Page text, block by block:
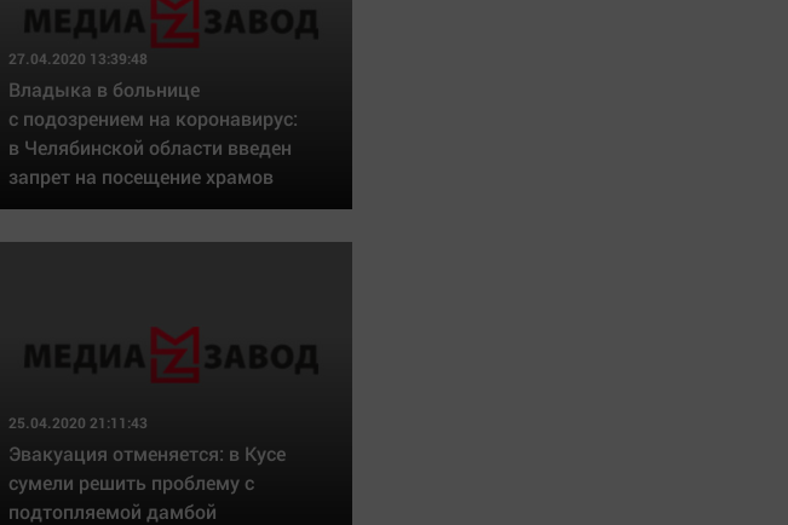
27.04.2020 13:39:48
Владыка в больнице
с подозрением на коронавирус:
в Челябинской области введен
запрет на посещение храмов
25.04.2020 21:11:43
Эвакуация отменяется: в Кусе
сумели решить проблему с
подтопляемой дамбой